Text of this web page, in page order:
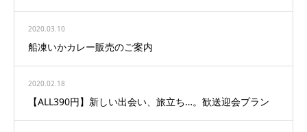
2020.03.10
船凍いかカレー販売のご案内
2020.02.18
【ALL390円】新しい出会い、旅立ち…。歓送迎会プラン